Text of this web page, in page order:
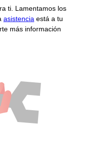
ti. Lamentamos los
asistencia está a tu
más información